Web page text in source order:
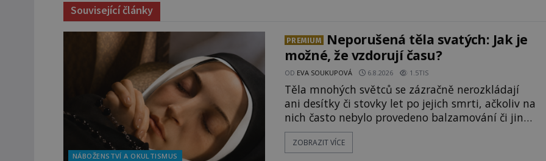
Související články
NÁBOŽENSTVÍ A OKULTISMUS
PREMIUM
Neporušená těla svatých: Jak je
možné, že vzdorují času?
OD EVA SOUKUPOVÁ 6.8.2026 1.5TIS
Těla mnohých světců se zázračně nerozkládají
ani desítky či stovky let po jejich smrti, ačkoliv na
nich často nebylo provedeno balzamování či jiné
pokusy o konzervaci. Neporušené ostatky bývají
považovány za důkaz svatosti zemřelých. Jaké
ZOBRAZIT VÍCE